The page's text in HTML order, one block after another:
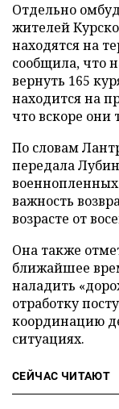
Отдельно
жителей
находятся на
сообщила, что
вернуть 165
находится на
что вскоре они
По словам
передала
важность
возрасте от
Она также
ближайшее
наладить
отработку
координацию
ситуациях.
СЕЙЧАС ЧИТАЮТ